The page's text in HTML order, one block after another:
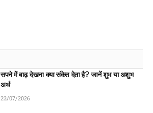
सपने में बाढ़ देखना क्या संकेत देता है? जानें शुभ या अशुभ
अर्थ
23/07/2026